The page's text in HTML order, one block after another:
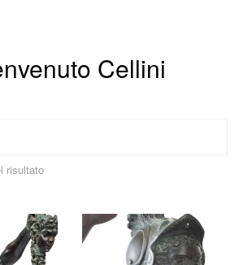
Cellini
risultato